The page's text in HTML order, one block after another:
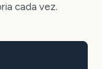
cada vez.